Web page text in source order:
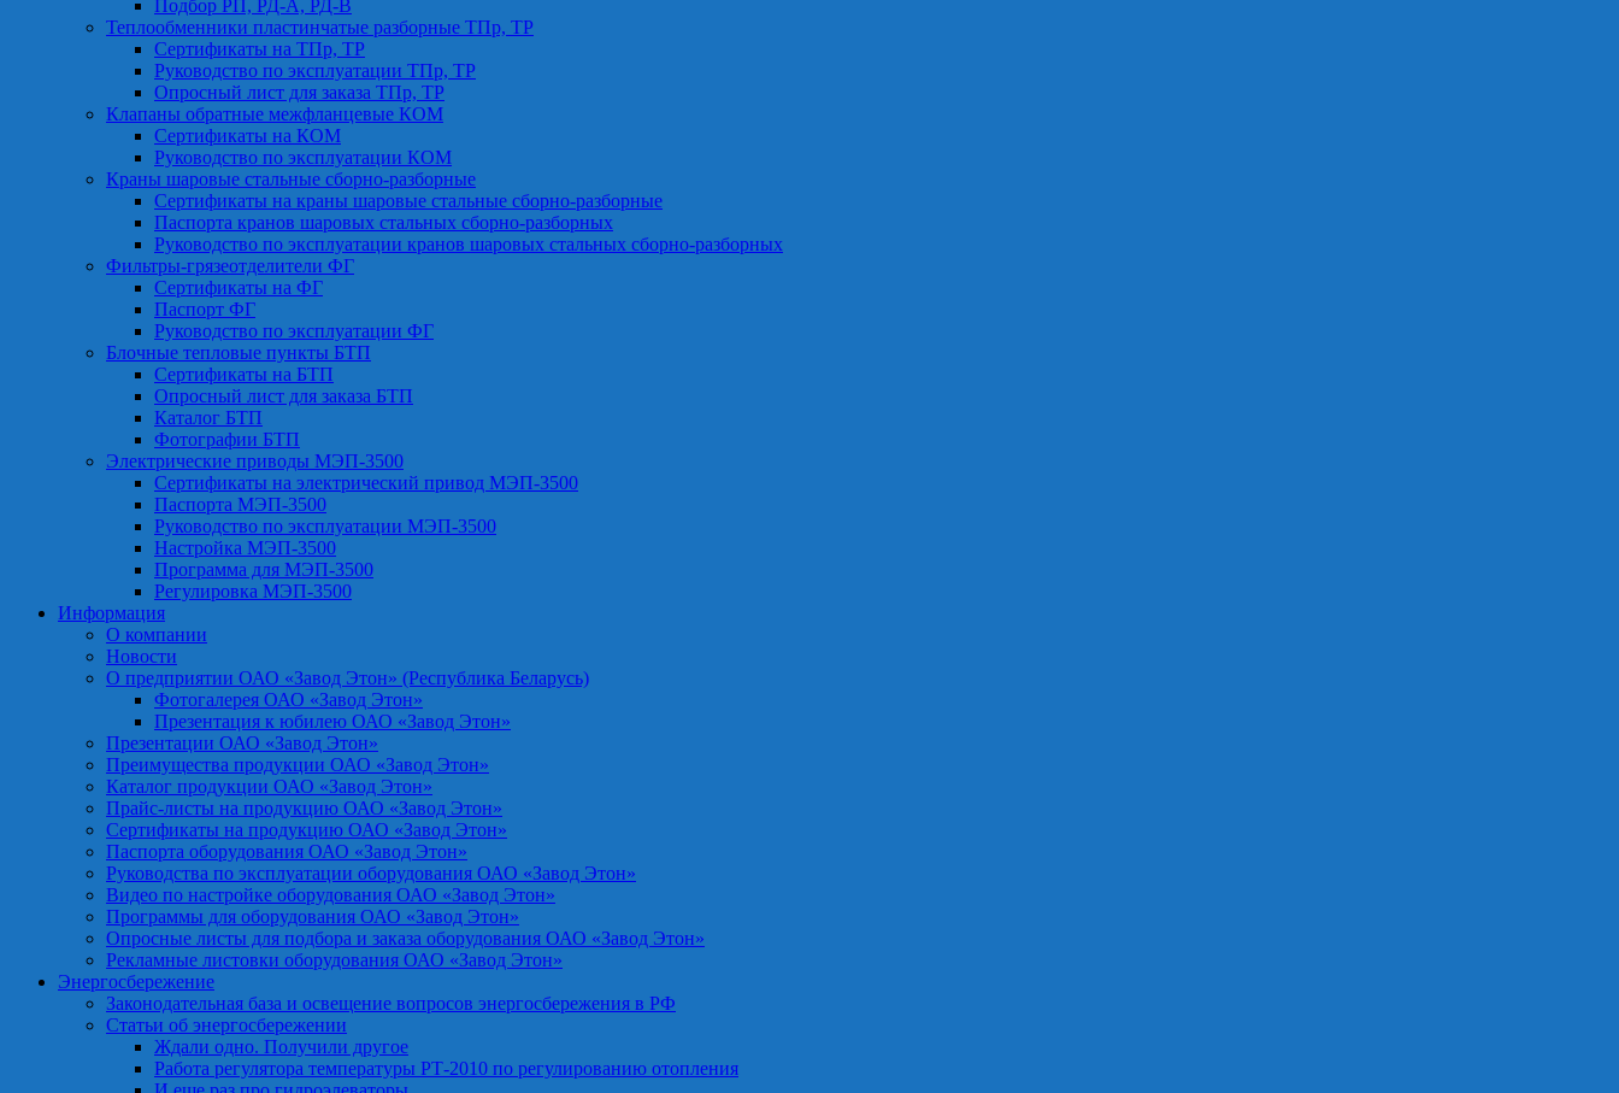
Подбор РП, РД-А, РД-В
Теплообменники пластинчатые разборные ТПр, ТР
Сертификаты на ТПр, ТР
Руководство по эксплуатации ТПр, ТР
Опросный лист для заказа ТПр, ТР
Клапаны обратные межфланцевые КОМ
Сертификаты на КОМ
Руководство по эксплуатации КОМ
Краны шаровые стальные сборно-разборные
Сертификаты на краны шаровые стальные сборно-разборные
Паспорта кранов шаровых стальных сборно-разборных
Руководство по эксплуатации кранов шаровых стальных сборно-разборных
Фильтры-грязеотделители ФГ
Сертификаты на ФГ
Паспорт ФГ
Руководство по эксплуатации ФГ
Блочные тепловые пункты БТП
Сертификаты на БТП
Опросный лист для заказа БТП
Каталог БТП
Фотографии БТП
Электрические приводы МЭП-3500
Сертификаты на электрический привод МЭП-3500
Паспорта МЭП-3500
Руководство по эксплуатации МЭП-3500
Настройка МЭП-3500
Программа для МЭП-3500
Регулировка МЭП-3500
Информация
О компании
Новости
О предприятии ОАО «Завод Этон» (Республика Беларусь)
Фотогалерея ОАО «Завод Этон»
Презентация к юбилею ОАО «Завод Этон»
Презентации ОАО «Завод Этон»
Преимущества продукции ОАО «Завод Этон»
Каталог продукции ОАО «Завод Этон»
Прайс-листы на продукцию ОАО «Завод Этон»
Сертификаты на продукцию ОАО «Завод Этон»
Паспорта оборудования ОАО «Завод Этон»
Руководства по эксплуатации оборудования ОАО «Завод Этон»
Видео по настройке оборудования ОАО «Завод Этон»
Программы для оборудования ОАО «Завод Этон»
Опросные листы для подбора и заказа оборудования ОАО «Завод Этон»
Рекламные листовки оборудования ОАО «Завод Этон»
Энергосбережение
Законодательная база и освещение вопросов энергосбережения в РФ
Статьи об энергосбережении
Ждали одно. Получили другое
Работа регулятора температуры РТ-2010 по регулированию отопления